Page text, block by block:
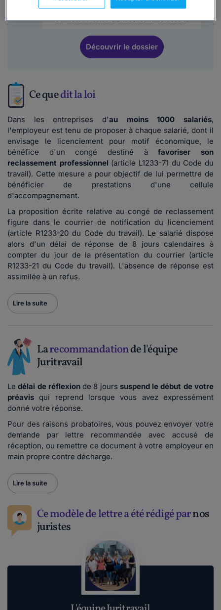
Lire les avis
39 252 utilisateurs ont consulté ce dossier
Découvrirle dossier
Ce quedit la loi
Dans les entreprises d'au moins 1000 salariés,
l'employeur est tenu de proposer à chaque salarié, dont il
envisage le licenciement pour motif économique, le
bénéfice d'un congé destiné àfavoriser son
reclassement professionnel (article L1233-71 du Code du
travail). Cette mesure a pour objectif de lui permettre de
bénéficier de prestations d'une cellule
d'accompagnement.
La proposition écrite relative au congé de reclassement
figure dans le courrier de notification du licenciement
(article R1233-20 du Code du travail). Le salarié dispose
alors d'un délai de réponse de 8 jours calendaires à
compter du jour de la présentation du courrier (article
R1233-21 du Code du travail). L'absence de réponse est
assimilée à un refus.
Lire la suite
Larecommandationde l'équipe
Juritravail
Ledélai de réflexionde 8 jours suspend le début de votre
préavis qui reprend lorsque vous avez expressément
donné votre réponse.
Pour des raisons probatoires, vous pouvez envoyer votre
demande par lettre recommandée avec accusé de
réception, ou remettre ce document à votre employeur en
main propre contre décharge.
Lire la suite
Ce modèle de lettre a été rédigé parnos
juristes